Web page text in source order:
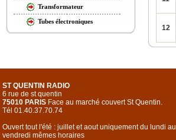
Transformateur
Tubes électroniques
12
ST QUENTIN RADIO
6 rue de st quentin
75010 PARIS Face au marché couvert St Quentin.
Tél 01.40.37.70.74
Ouvert tout l'été : juillet et aout uniquement du lundi au
vendredi mêmes horaires